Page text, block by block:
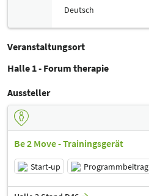
Deutsch
Veranstaltungsort
Halle 1 - Forum therapie
Aussteller
Be 2 Move - Trainingsgerät
Start-up Programmbeitrag